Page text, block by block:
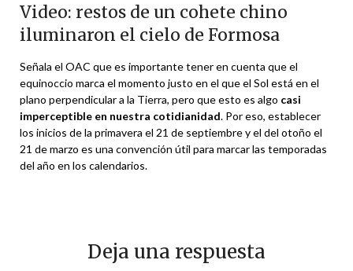
Video: restos de un cohete chino
iluminaron el cielo de Formosa
Señala el OAC que es importante tener en cuenta que el
equinoccio marca el momento justo en el que el Sol está en el
plano perpendicular a la Tierra, pero que esto es algo casi
imperceptible en nuestra cotidianidad. Por eso, establecer
los inicios de la primavera el 21 de septiembre y el del otoño el
21 de marzo es una convención útil para marcar las temporadas
del año en los calendarios.
Deja una respuesta